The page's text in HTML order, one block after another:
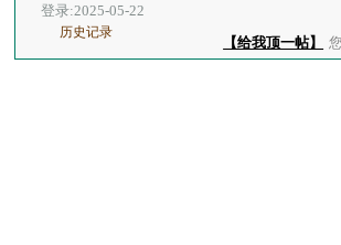
登录:2025-05-22
历史记录
【给我顶一帖】